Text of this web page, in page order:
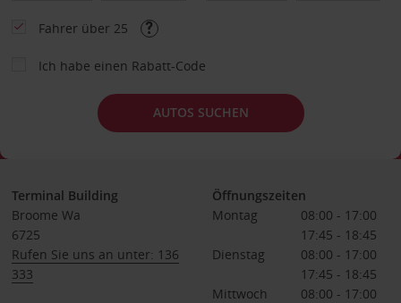
Fahrer über 25
Ich habe einen Rabatt-Code
AUTOS SUCHEN
Terminal Building
Broome Wa
6725
Rufen Sie uns an unter: 136
333
Öffnungszeiten
Montag
08:00 - 17:00
17:45 - 18:45
Dienstag
08:00 - 17:00
17:45 - 18:45
Mittwoch
08:00 - 17:00